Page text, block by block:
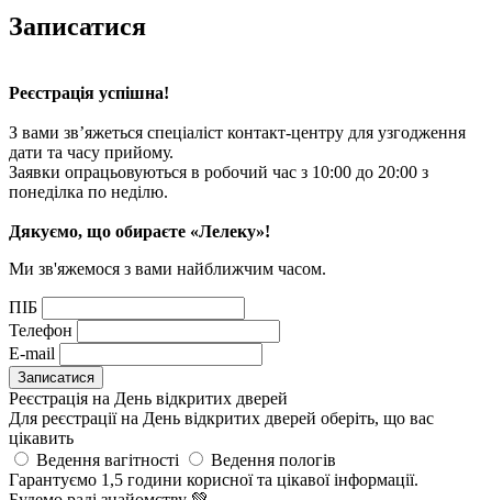
Записатися
Реєстрація успішна!
З вами зв’яжеться спеціаліст контакт-центру для узгодження
дати та часу прийому.
Заявки опрацьовуються в робочий час з 10:00 до 20:00 з
понеділка по неділю.
Дякуємо, що обираєте «Лелеку»!
Ми зв'яжемося з вами найближчим часом.
ПІБ
Телефон
E-mail
Реєстрація на День відкритих дверей
Для реєстрації на День відкритих дверей оберіть, що вас
цікавить
Ведення вагітності
Ведення пологів
Гарантуємо 1,5 години корисної та цікавої інформації.